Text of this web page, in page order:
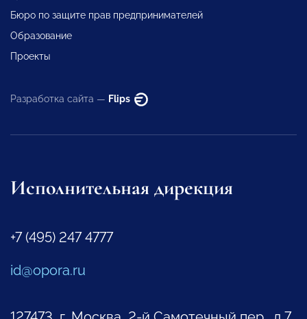
Бюро по защите прав предпринимателей
Образование
Проекты
Разработка сайта — Flips
Исполнительная дирекция
+7 (495) 247 4777
id@opora.ru